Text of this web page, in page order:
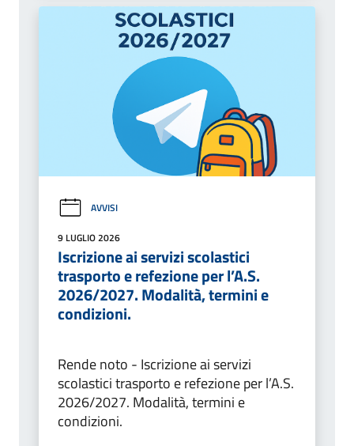
AVVISI
9 LUGLIO 2026
Iscrizione ai servizi scolastici
trasporto e refezione per l’A.S.
2026/2027. Modalità, termini e
condizioni.
Rende noto - Iscrizione ai servizi
scolastici trasporto e refezione per l’A.S.
2026/2027. Modalità, termini e
condizioni.